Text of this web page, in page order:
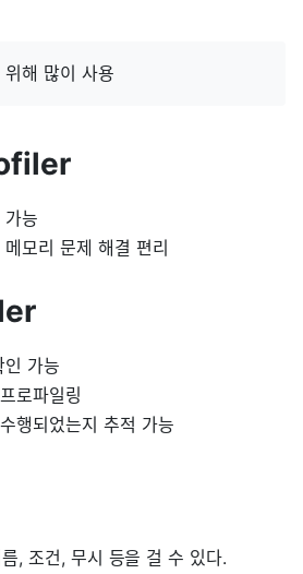
해 많이 사용
가능
모리 문제 해결 편리
인 가능
로파일링
행되었는지 추적 가능
, 조건, 무시 등을 걸 수 있다.